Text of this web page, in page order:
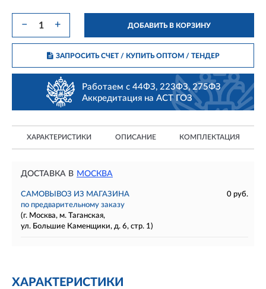
− + ДОБАВИТЬ В КОРЗИНУ
ЗАПРОСИТЬ СЧЕТ / КУПИТЬ ОПТОМ/ ТЕНДЕР
Работаем с 44ФЗ, 223ФЗ, 275ФЗ
Аккредитация на АСТ ГОЗ
ХАРАКТЕРИСТИКИ ОПИСАНИЕ КОМПЛЕКТАЦИЯ
ДОСТАВКА В МОСКВА
САМОВЫВОЗ ИЗ МАГАЗИНА
0 руб.
по предварительному заказу
(г. Москва, м. Таганская,
ул. Большие Каменщики, д. 6, стр. 1)
ХАРАКТЕРИСТИКИ